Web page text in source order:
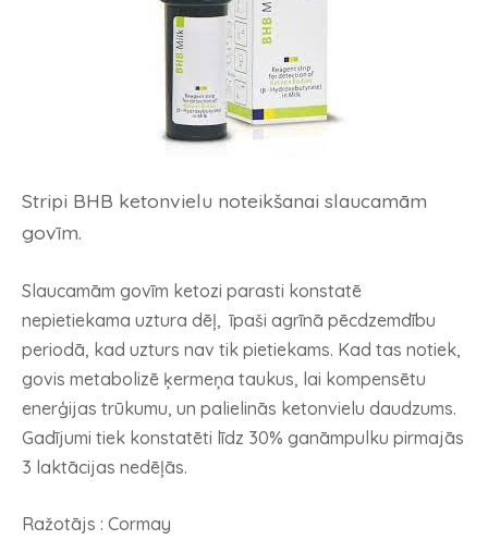
Stripi BHB ketonvielu noteikšanai slaucamām
govīm.
Slaucamām govīm ketozi parasti konstatē
nepietiekama uztura dēļ, īpaši agrīnā pēcdzemdību
periodā, kad uzturs nav tik pietiekams. Kad tas notiek,
govis metabolizē ķermeņa taukus, lai kompensētu
enerģijas trūkumu, un palielinās ketonvielu daudzums.
Gadījumi tiek konstatēti līdz 30% ganāmpulku pirmajās
3 laktācijas nedēļās.
Ražotājs : Cormay